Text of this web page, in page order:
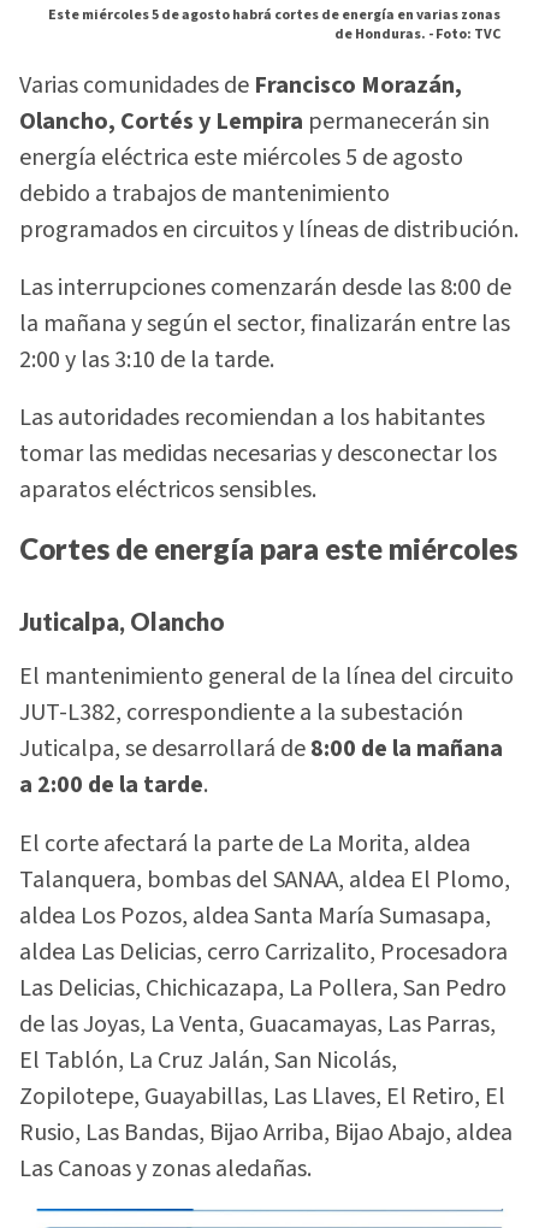
Este miércoles 5 de agosto habrá cortes de energía en varias zonas
de Honduras. -Foto: TVC
Varias comunidades de Francisco Morazán,
Olancho, Cortés y Lempira permanecerán sin
energía eléctrica este miércoles 5 de agosto
debido a trabajos de mantenimiento
programados en circuitos y líneas de distribución.
Las interrupciones comenzarán desde las 8:00 de
la mañana y según el sector, finalizarán entre las
2:00 y las 3:10 de la tarde.
Las autoridades recomiendan a los habitantes
tomar las medidas necesarias y desconectar los
aparatos eléctricos sensibles.
Cortes de energía para este miércoles
Juticalpa, Olancho
El mantenimiento general de la línea del circuito
JUT-L382, correspondiente a la subestación
Juticalpa, se desarrollará de8:00 de la mañana
a 2:00 de la tarde.
El corte afectará la parte de La Morita, aldea
Talanquera, bombas del SANAA, aldea El Plomo,
aldea Los Pozos, aldea Santa María Sumasapa,
aldea Las Delicias, cerro Carrizalito, Procesadora
Las Delicias, Chichicazapa, La Pollera, San Pedro
de las Joyas, La Venta, Guacamayas, Las Parras,
El Tablón, La Cruz Jalán, San Nicolás,
Zopilotepe, Guayabillas, Las Llaves, El Retiro, El
Rusio, Las Bandas, Bijao Arriba, Bijao Abajo, aldea
Las Canoas y zonas aledañas.